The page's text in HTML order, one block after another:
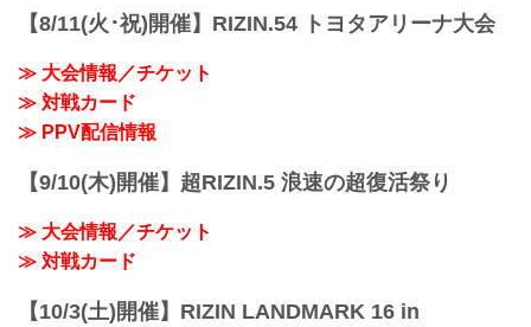
第6試合／新井丈 vs. ヒロヤ10
【8/11(火･祝)開催】RIZIN.54 トヨタアリーナ大会
≫ 大会情報／チケット
≫ 対戦カード
≫ PPV配信情報
【9/10(木)開催】超RIZIN.5 浪速の超復活祭り
≫ 大会情報／チケット
≫ 対戦カード
【10/3(土)開催】RIZIN LANDMARK 16 in